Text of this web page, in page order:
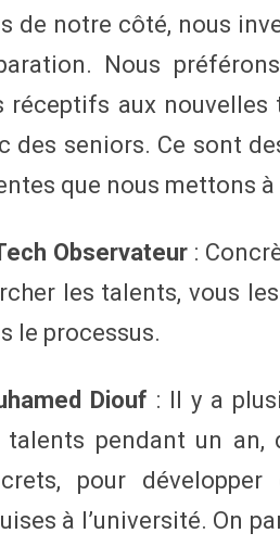
de notre côté, nous
Nous
réceptifs aux
des seniors. Ce sont
que nous mettons
Observateur :
les talents, vous
le processus.
Diouf : Il y a
talents pendant un
pour développer
à l’université. On